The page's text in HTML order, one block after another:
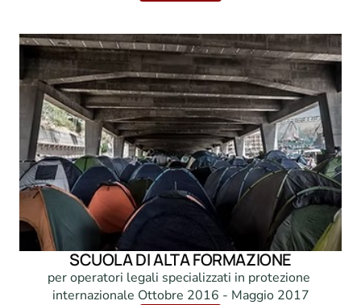
SCUOLA DI ALTA FORMAZIONE
per operatori legali specializzati in protezione
internazionale Ottobre 2016 - Maggio 2017